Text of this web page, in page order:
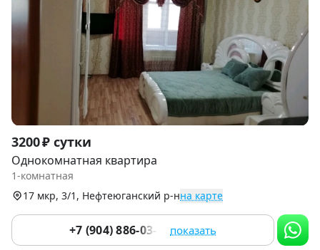
Item
1
of
8
3200 ₽ сутки
Однокомнатная квартира
1-комнатная
17 мкр, 3/1, Нефтеюганский р-нна карте
+7 (904) 886-03-13 показать